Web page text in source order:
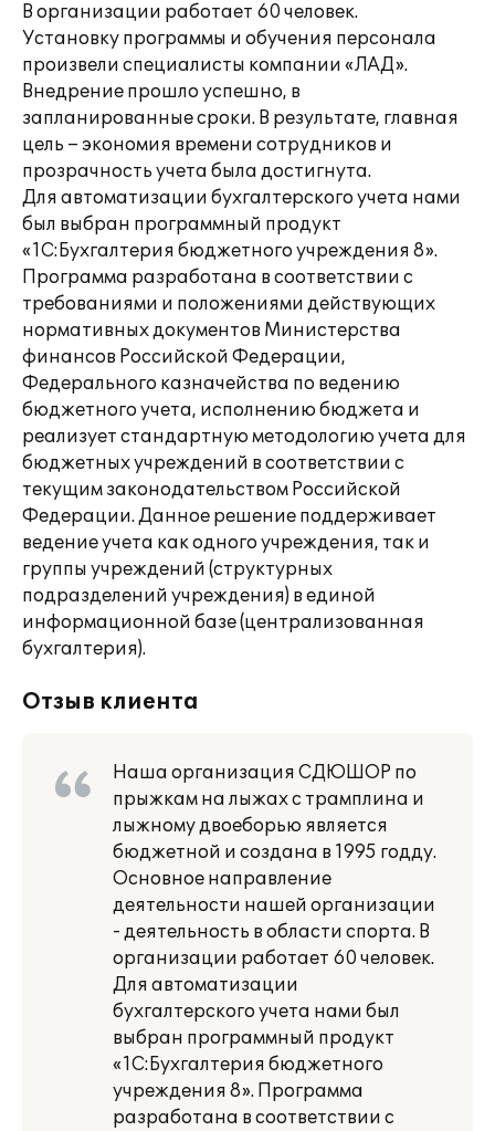
В организации работает 60 человек.
Установку программы и обучения персонала
произвели специалисты компании «ЛАД».
Внедрение прошло успешно, в
запланированные сроки. В результате, главная
цель – экономия времени сотрудников и
прозрачность учета была достигнута.
Для автоматизации бухгалтерского учета нами
был выбран программный продукт
«1С:Бухгалтерия бюджетного учреждения 8».
Программа разработана в соответствии с
требованиями и положениями действующих
нормативных документов Министерства
финансов Российской Федерации,
Федерального казначейства по ведению
бюджетного учета, исполнению бюджета и
реализует стандартную методологию учета для
бюджетных учреждений в соответствии с
текущим законодательством Российской
Федерации. Данное решение поддерживает
ведение учета как одного учреждения, так и
группы учреждений (структурных
подразделений учреждения) в единой
информационной базе (централизованная
бухгалтерия).
Отзыв клиента
Наша организация СДЮШОР по
прыжкам на лыжах с трамплина и
лыжному двоеборью является
бюджетной и создана в 1995 годду.
Основное направление
деятельности нашей организации
- деятельность в области спорта. В
организации работает 60 человек.
Для автоматизации
бухгалтерского учета нами был
выбран программный продукт
«1С:Бухгалтерия бюджетного
учреждения 8». Программа
разработана в соответствии с